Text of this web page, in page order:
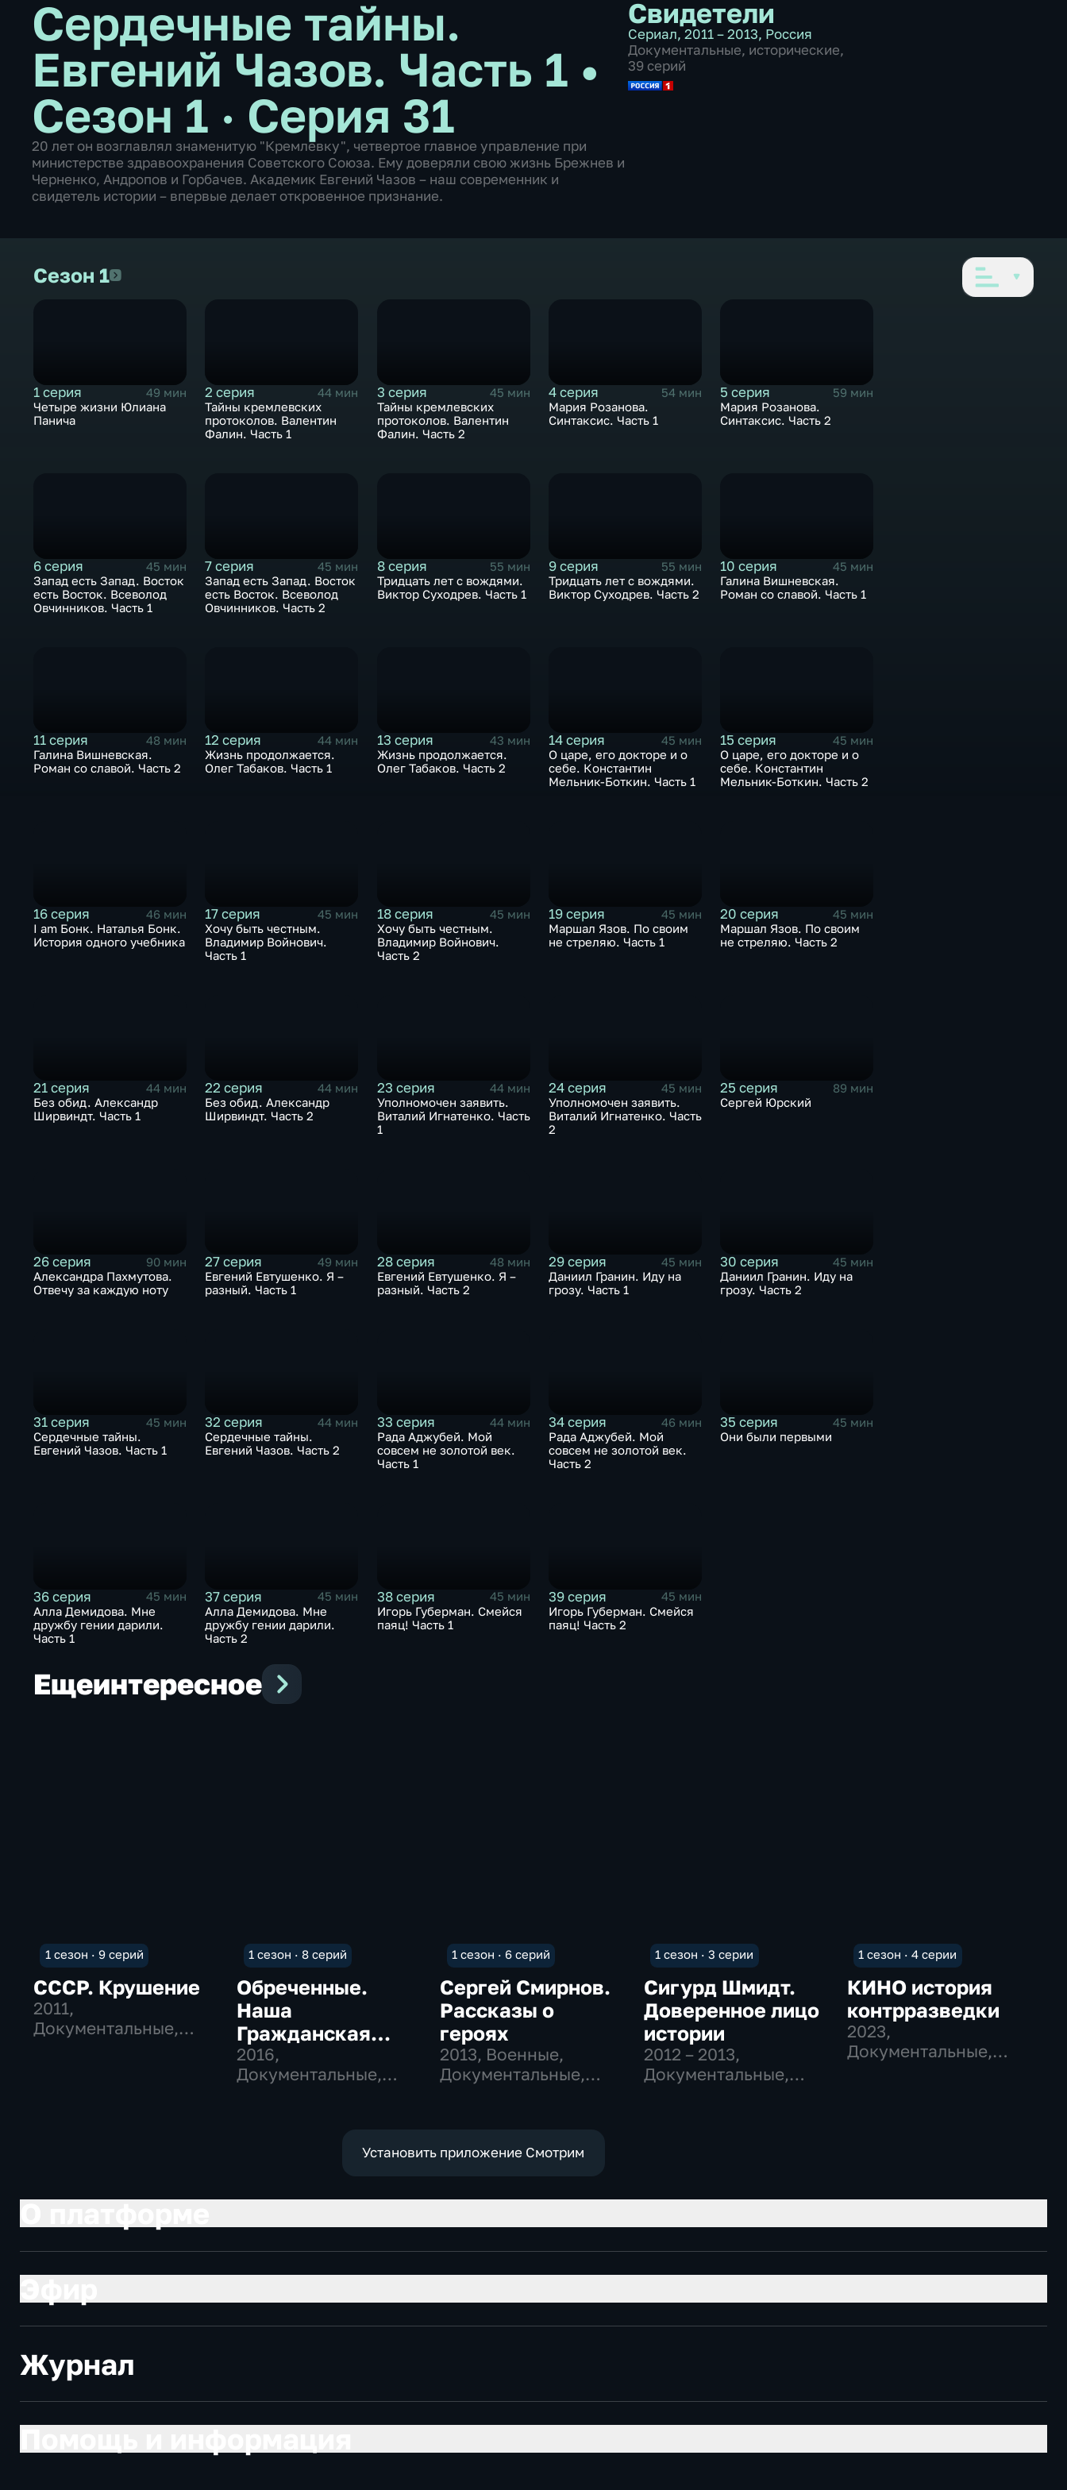
Сердечные тайны.
Евгений Чазов. Часть 1 •
Сезон 1 · Серия 31
20 лет он возглавлял знаменитую "Кремлевку", четвертое главное управление при
министерстве здравоохранения Советского Союза. Ему доверяли свою жизнь Брежнев и
Черненко, Андропов и Горбачев. Академик Евгений Чазов – наш современник и
свидетель истории – впервые делает откровенное признание.
Свидетели
Сериал, 2011 – 2013, Россия
Документальные, исторические,
39 серий
Сезон 1Сезон 1
1 серия
49 мин
Четыре жизни Юлиана
Панича
2 серия
44 мин
Тайны кремлевских
протоколов. Валентин
Фалин. Часть 1
3 серия
45 мин
Тайны кремлевских
протоколов. Валентин
Фалин. Часть 2
4 серия
54 мин
Мария Розанова.
Синтаксис. Часть 1
5 серия
59 мин
Мария Розанова.
Синтаксис. Часть 2
6 серия
45 мин
Запад есть Запад. Восток
есть Восток. Всеволод
Овчинников. Часть 1
7 серия
45 мин
Запад есть Запад. Восток
есть Восток. Всеволод
Овчинников. Часть 2
8 серия
55 мин
Тридцать лет с вождями.
Виктор Суходрев. Часть 1
9 серия
55 мин
Тридцать лет с вождями.
Виктор Суходрев. Часть 2
10 серия
45 мин
Галина Вишневская.
Роман со славой. Часть 1
11 серия
48 мин
Галина Вишневская.
Роман со славой. Часть 2
12 серия
44 мин
Жизнь продолжается.
Олег Табаков. Часть 1
13 серия
43 мин
Жизнь продолжается.
Олег Табаков. Часть 2
14 серия
45 мин
О царе, его докторе и о
себе. Константин
Мельник-Боткин. Часть 1
15 серия
45 мин
О царе, его докторе и о
себе. Константин
Мельник-Боткин. Часть 2
16 серия
46 мин
I am Бонк. Наталья Бонк.
История одного учебника
17 серия
45 мин
Хочу быть честным.
Владимир Войнович.
Часть 1
18 серия
45 мин
Хочу быть честным.
Владимир Войнович.
Часть 2
19 серия
45 мин
Маршал Язов. По своим
не стреляю. Часть 1
20 серия
45 мин
Маршал Язов. По своим
не стреляю. Часть 2
21 серия
44 мин
Без обид. Александр
Ширвиндт. Часть 1
22 серия
44 мин
Без обид. Александр
Ширвиндт. Часть 2
23 серия
44 мин
Уполномочен заявить.
Виталий Игнатенко. Часть
1
24 серия
45 мин
Уполномочен заявить.
Виталий Игнатенко. Часть
2
25 серия
89 мин
Сергей Юрский
26 серия
90 мин
Александра Пахмутова.
Отвечу за каждую ноту
27 серия
49 мин
Евгений Евтушенко. Я –
разный. Часть 1
28 серия
48 мин
Евгений Евтушенко. Я –
разный. Часть 2
29 серия
45 мин
Даниил Гранин. Иду на
грозу. Часть 1
30 серия
45 мин
Даниил Гранин. Иду на
грозу. Часть 2
31 серия
45 мин
Сердечные тайны.
Евгений Чазов. Часть 1
32 серия
44 мин
Сердечные тайны.
Евгений Чазов. Часть 2
33 серия
44 мин
Рада Аджубей. Мой
совсем не золотой век.
Часть 1
34 серия
46 мин
Рада Аджубей. Мой
совсем не золотой век.
Часть 2
35 серия
45 мин
Они были первыми
36 серия
45 мин
Алла Демидова. Мне
дружбу гении дарили.
Часть 1
37 серия
45 мин
Алла Демидова. Мне
дружбу гении дарили.
Часть 2
38 серия
45 мин
Игорь Губерман. Смейся
паяц! Часть 1
39 серия
45 мин
Игорь Губерман. Смейся
паяц! Часть 2
Ещеинтересное
1 сезон · 9 серий
СССР. Крушение
2011,
Документальные,
1 сезон · 8 серий
Обреченные.
Наша
Гражданская
война
2016,
Документальные,
1 сезон · 6 серий
Сергей Смирнов.
Рассказы о
героях
2013, Военные,
Документальные,
1 сезон · 3 серии
Сигурд Шмидт.
Доверенное лицо
истории
2012 – 2013,
Документальные,
1 сезон · 4 серии
КИНО история
контрразведки
2023,
Документальные,
Установить приложение Смотрим
Журнал